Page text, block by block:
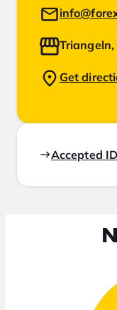
Get
Accepted